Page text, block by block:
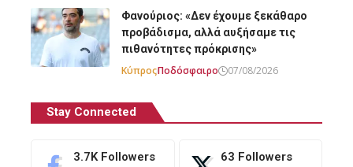
Φανούριος: «Δεν έχουμε ξεκάθαρο
προβάδισμα, αλλά αυξήσαμε τις
πιθανότητες πρόκρισης»
ΚύπροςΠοδόσφαιρο 07/08/2026
Stay Connected
3.7K Followers 63 Followers